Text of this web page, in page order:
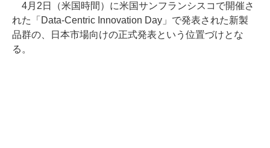
4月2日（米国時間）に米国サンフランシスコで開催さ
れた「Data-Centric Innovation Day」で発表された新製
品群の、日本市場向けの正式発表という位置づけとな
る。